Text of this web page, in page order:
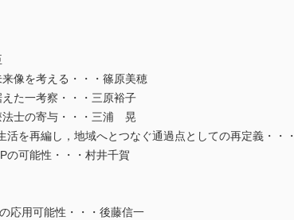
像を考える・・・篠原美穂
た一考察・・・三原裕子
法士の寄与・・・三浦 晃
を再編し，地域へとつなぐ通過点としての再定義・・
の可能性・・・村井千賀
応用可能性・・・後藤信一